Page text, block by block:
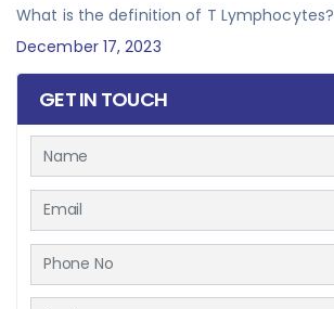
What is the definition of T Lymphocytes?
December 17, 2023
GET IN TOUCH